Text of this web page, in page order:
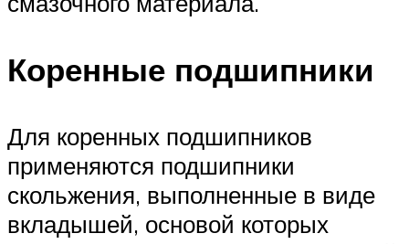
Коренные подшипники
Для коренных подшипников
применяются подшипники
скольжения, выполненные в виде
вкладышей, основой которых